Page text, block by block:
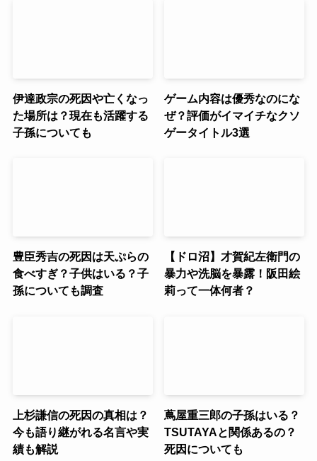
伊達政宗の死因や亡くなっ
た場所は？現在も活躍する
子孫についても
ゲーム内容は優秀なのにな
ぜ？評価がイマイチなクソ
ゲータイトル3選
豊臣秀吉の死因は天ぷらの
食べすぎ？子供はいる？子
孫についても調査
【ドロ沼】才賀紀左衛門の
暴力や洗脳を暴露！阪田絵
莉って一体何者？
上杉謙信の死因の真相は？
今も語り継がれる名言や実
績も解説
蔦屋重三郎の子孫はいる？
TSUTAYAと関係あるの？
死因についても